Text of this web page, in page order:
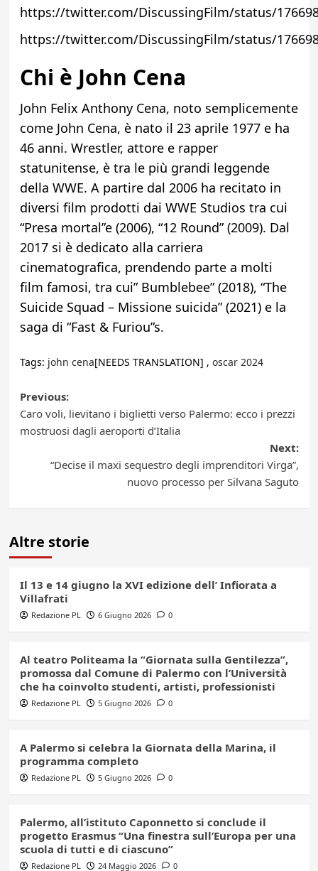
https://twitter.com/DiscussingFilm/status/
https://twitter.com/DiscussingFilm/status/
Chi è John Cena
John Felix Anthony Cena, noto semplicemente
come John Cena, è nato il 23 aprile 1977 e ha
46 anni. Wrestler, attore e rapper
statunitense, è tra le più grandi leggende
della WWE. A partire dal 2006 ha recitato in
diversi film prodotti dai WWE Studios tra cui
“Presa mortal”e (2006), “12 Round” (2009). Dal
2017 si è dedicato alla carriera
cinematografica, prendendo parte a molti
film famosi, tra cui” Bumblebee” (2018), “The
Suicide Squad – Missione suicida” (2021) e la
saga di “Fast & Furiou”s.
Tags: john cena[NEEDS TRANSLATION] , oscar 2024
Post
navigation
Previous:
Caro voli, lievitano i biglietti verso Palermo: ecco i prezzi
mostruosi dagli aeroporti d’Italia
Next:
“Decise il maxi sequestro degli imprenditori Virga”,
nuovo processo per Silvana Saguto
Altre storie
Il 13 e 14 giugno la XVI edizione dell’ Infiorata a
Villafrati
Redazione PL 6 Giugno 2026 0
Al teatro Politeama la “Giornata sulla Gentilezza”,
promossa dal Comune di Palermo con l’Università
che ha coinvolto studenti, artisti, professionisti
Redazione PL 5 Giugno 2026 0
A Palermo si celebra la Giornata della Marina, il
programma completo
Redazione PL 5 Giugno 2026 0
Palermo, all’istituto Caponnetto si conclude il
progetto Erasmus “Una finestra sull’Europa per una
scuola di tutti e di ciascuno”
Redazione PL 24 Maggio 2026 0